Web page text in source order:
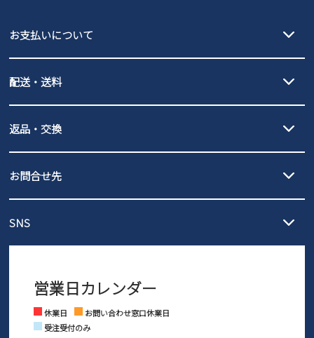
お支払いについて
PayPay（オンライン決済）、代金引換のご利用が可能です。
配送・送料
北海道・本州・四国・九州…550円
3,980円（税込）以上お買い上げで送料無料
発送日・送料詳細については
ご利用ください。
全国一律…220円（税込）
発送日・送料詳細についてはご利用ガイドを
ご利用ください。
返品・交換
の片道無料サービスを実施中！
ントとしても安心してご利用いただけるよう、サイズ交換の受付期
さい。
お問合せ先
営業時間：11時～17時
※土日祝はお問い合わせ窓口休業日となります。
SNS
Facebook Instagram
営業日カレンダー
休業日
お問い合わせ窓口休業日
受注受付のみ